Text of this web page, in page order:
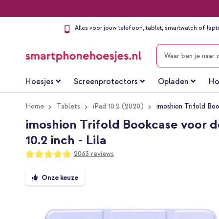
Alles voor jouw telefoon, tablet, smartwatch of
ZOEKEN
Hoesjes Screenprotectors Opladen
Home Tablets iPad 10.2 (2020) imoshion Trifold
imoshion Trifold Bookcase voor
10.2 inch - Lila
Waardering:
96
100
2063 reviews
naar
Onze keuze